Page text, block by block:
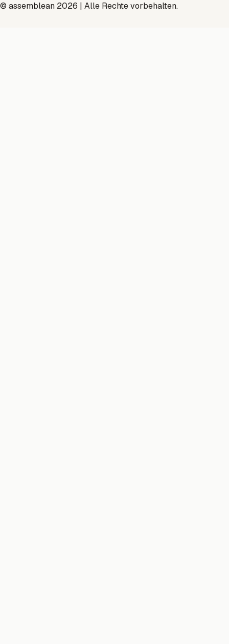
© assemblean 2026 | Alle Rechte vorbehalten.